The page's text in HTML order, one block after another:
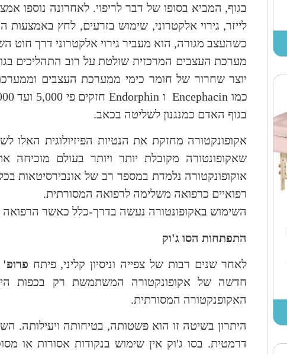
בגוף, המביא בסופו של דבר לריפוי. לאחרונה נוספו
לייזר, גירוי אלקטרוני, שימוש בזרעים, לחץ
כשהעצב מגורה, הוא מעביר גירוי אלקטרוני דרך חוט
מערכת העצבים המרכזית שולטת על רוב התהליכים
יוצר שחרור של חומר כימי ממערכת העצבים
כמו Encephacin ו Endorphin
בגוף האדם כמנגנון לשליטה בכאב.
אקופונקטורה מחזקת את הנטיות הפיזיולוגית האלו
שאקופונטורה מקובלת יותר ויותר בעולם מוכיחה
אוקופונקטורה נלמדת במספר רב של אונבירסיטאות
רפואיים כרפואה משלימה לרפואה המסורתית.
השימוש באקופונטורה נעשה בדרך-כלל כאשר
התפתחות הסו ג'וק
לאחר שנים רבות של צפייה וניסיון קליני, פיתח
חדשה של אקופונקטורה המשתמשת רק בכפות
האקופנקטורה המסורתית.
היתרון בשיטה זו הוא פשטותה, בטיחותה ויעילותה.
דרמטית. בסו ג'וק אין שימוש בנקודות אסורות או